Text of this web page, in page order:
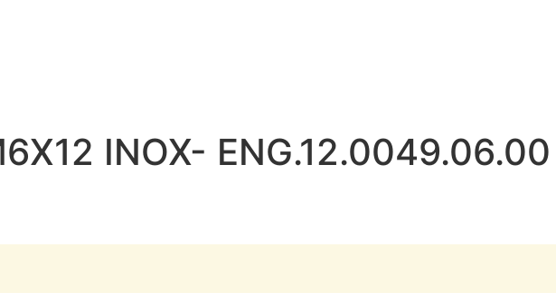
INOX- ENG.12.0049.06.00